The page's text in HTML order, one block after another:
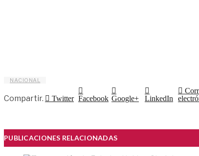
NACIONAL
Compartir. Twitter Facebook Google+ LinkedIn
PUBLICACIONES RELACIONADAS